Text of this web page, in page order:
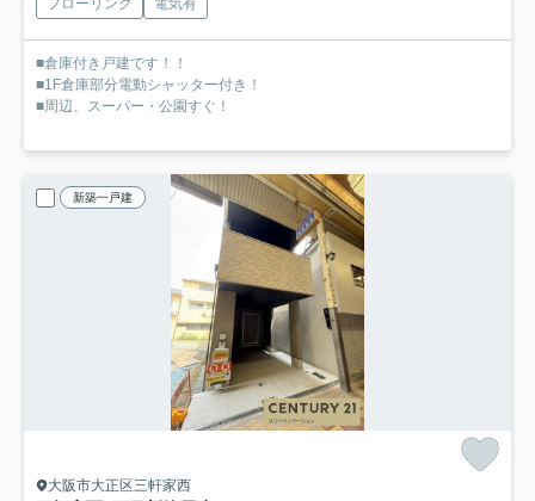
フローリング
電気有
■倉庫付き戸建です！！
■1F倉庫部分電動シャッター付き！
■周辺、スーパー・公園すぐ！
新築一戸建
大阪市大正区三軒家西